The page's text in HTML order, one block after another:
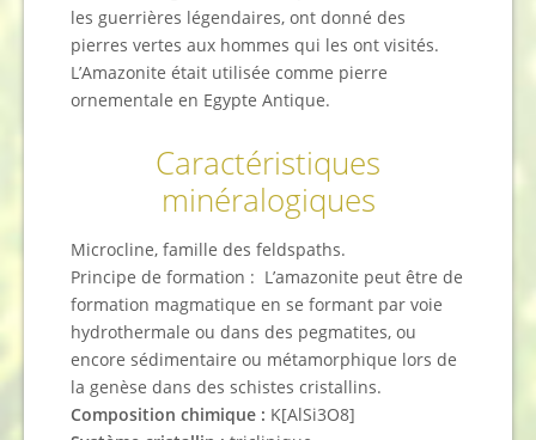
les guerrières légendaires, ont donné des
pierres vertes aux hommes qui les ont visités.
L’Amazonite était utilisée comme pierre
ornementale en Egypte Antique.
Caractéristiques
minéralogiques
Microcline, famille des feldspaths.
Principe de formation : L’amazonite peut être de
formation magmatique en se formant par voie
hydrothermale ou dans des pegmatites, ou
encore sédimentaire ou métamorphique lors de
la genèse dans des schistes cristallins.
Composition chimique : K[AlSi3O8]